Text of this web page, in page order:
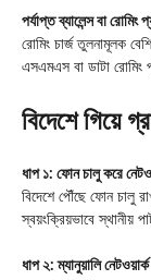
পর্যাপ্ত ব্যালেন্স বা রোমিং
রোমিং চার্জ তুলনামূলক
এসএমএস বা ডাটা রোমিং
বিদেশে গিয়ে
ধাপ ১: ফোন চালু করে
বিদেশে পৌঁছে ফোন চালু
স্বয়ংক্রিয়ভাবে স্থানীয়
ধাপ ২: ম্যানুয়ালি